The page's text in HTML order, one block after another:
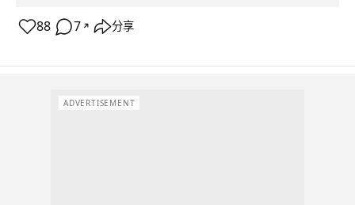
88 7 ↗ 分享
ADVERTISEMENT